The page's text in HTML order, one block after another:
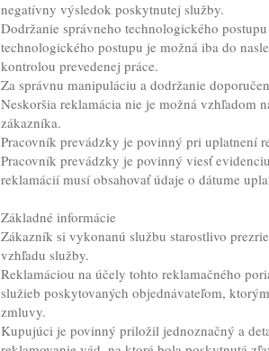
negatívny výsledok poskytnutej služby.
Dodržanie správneho technologického
technologického postupu je možná iba do
kontrolou prevedenej práce.
Za správnu manipuláciu a dodržanie
Neskoršia reklamácia nie je možná vzhľadom
zákazníka.
Pracovník prevádzky je povinný pri uplatnení
Pracovník prevádzky je povinný viesť
reklamácií musí obsahovať údaje o dátume
Základné informácie
Zákazník si vykonanú službu starostlivo
vzhľadu služby.
Reklamáciou na účely tohto reklamačného
služieb poskytovaných objednávateľom,
zmluvy.
Kupujúci je povinný priložil jednoznačný a